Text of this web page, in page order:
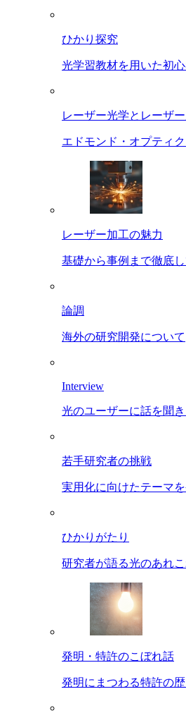
ひかり探究
光学習教材を用いた初
レーザー光学とレーザ
エドモンド・オプティ
レーザー加工の魅力
基礎から事例まで徹底
論調
海外の研究開発について
Interview
光のユーザーに話を聞
若手研究者の挑戦
実用化に向けたテーマ
ひかりがたり
研究者が語る光のあれ
発明・特許のこぼれ話
発明にまつわる特許の歴